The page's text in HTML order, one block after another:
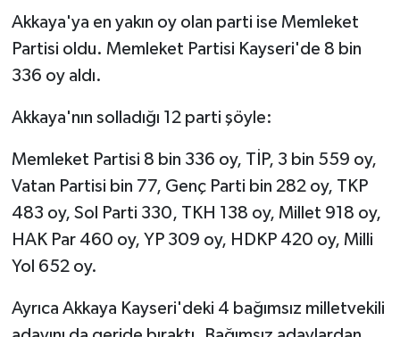
Akkaya'ya en yakın oy olan parti ise Memleket
Partisi oldu. Memleket Partisi Kayseri'de 8 bin
336 oy aldı.
Akkaya'nın solladığı 12 parti şöyle:
Memleket Partisi 8 bin 336 oy, TİP, 3 bin 559 oy,
Vatan Partisi bin 77, Genç Parti bin 282 oy, TKP
483 oy, Sol Parti 330, TKH 138 oy, Millet 918 oy,
HAK Par 460 oy, YP 309 oy, HDKP 420 oy, Milli
Yol 652 oy.
Ayrıca Akkaya Kayseri'deki 4 bağımsız milletvekili